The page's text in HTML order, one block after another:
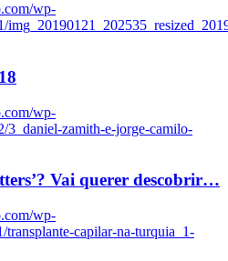
wp-
wp-
3_daniel-zamith-e-jorge-camilo-
Vai querer descobrir…
wp-
transplante-capilar-na-turquia_1-